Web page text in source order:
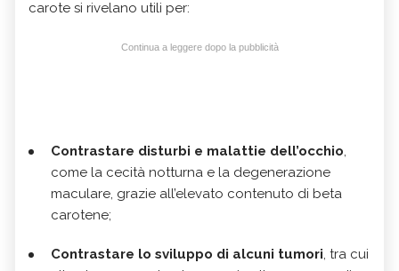
carote si rivelano utili per:
Continua a leggere dopo la pubblicità
Contrastare disturbi e malattie dell’occhio,
come la cecità notturna e la degenerazione
maculare, grazie all’elevato contenuto di beta
carotene;
Contrastare lo sviluppo di alcuni tumori, tra cui